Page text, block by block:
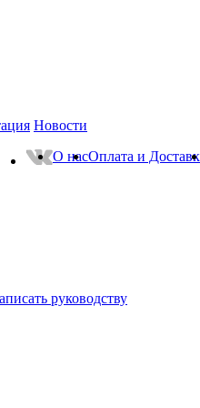
Новости
О насОплата и
руководству